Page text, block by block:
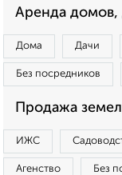
Аренда домов,
Дома Дачи
Без посредников
Продажа
ИЖС
Агенство Без